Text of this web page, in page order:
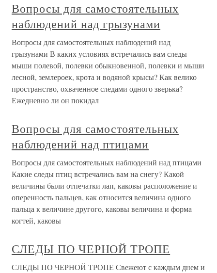
Вопросы для самостоятельных
наблюдений над грызунами
Вопросы для самостоятельных наблюдений над
грызунами В каких условиях встречались вам следы
мыши полевой, полевки обыкновенной, полевки и мыши
лесной, землероек, крота и водяной крысы? Как велико
пространство, охваченное следами одного зверька?
Ежедневно ли он покидал
Вопросы для самостоятельных
наблюдений над птицами
Вопросы для самостоятельных наблюдений над птицами
Какие следы птиц встречались вам на снегу? Какой
величины были отпечатки лап, каковы расположение и
оперенность пальцев, как относится величина одного
пальца к величине другого, каковы величина и форма
когтей, каковы
СЛЕДЫ ПО ЧЕРНОЙ ТРОПЕ
СЛЕДЫ ПО ЧЕРНОЙ ТРОПЕ Свежеют с каждым днем и